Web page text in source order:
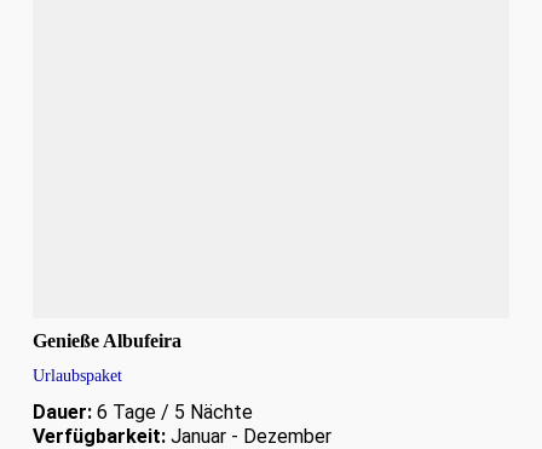
Genieße Albufeira
Urlaubspaket
Dauer:6 Tage / 5 Nächte
Verfügbarkeit:Januar - Dezember